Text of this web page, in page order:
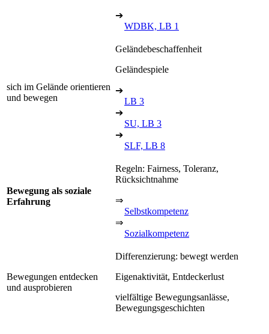
➔
WDBK, LB 1
sich im Gelände orientieren
und bewegen
Geländebeschaffenheit
Geländespiele
➔
LB 3
➔
SU, LB 3
➔
SLF, LB 8
Bewegung als soziale
Erfahrung
Regeln: Fairness, Toleranz,
Rücksichtnahme
⇒
Selbstkompetenz
⇒
Sozialkompetenz
Bewegungen entdecken
und ausprobieren
Differenzierung: bewegt werden
Eigenaktivität, Entdeckerlust
vielfältige Bewegungsanlässe,
Bewegungsgeschichten